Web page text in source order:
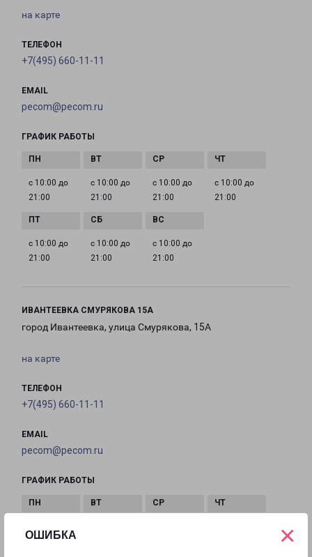
ОШИБКА ×
на карте
ТЕЛЕФОН
+7(495) 660-11-11
EMAIL
pecom@pecom.ru
ГРАФИК РАБОТЫ
с 10:00 до
21:00
с 10:00 до
21:00
с 10:00 до
21:00
с 10:00 до
21:00
с 10:00 до
21:00
с 10:00 до
21:00
с 10:00 до
21:00
ИВАНТЕЕВКА СМУРЯКОВА 15А
город Ивантеевка, улица Смурякова, 15А
на карте
ТЕЛЕФОН
+7(495) 660-11-11
EMAIL
pecom@pecom.ru
ГРАФИК РАБОТЫ
22:00